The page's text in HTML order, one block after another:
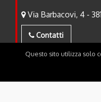
Via Barbacovi, 4 -
Contatti
Questo sito utilizza solo